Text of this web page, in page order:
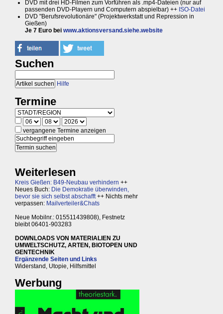
DVD mit drei HD-Filmen zum Vorführen als .mp4-Dateien (nur auf
passenden DVD-Playern und Computern abspielbar) ++ ISO-Datei
DVD "Berufsrevolutionäre" (Projektwerkstatt und Repression in
Gießen)
Je 7 Euro bei www.aktionsversand.siehe.website
Suchen
Hilfe
Termine
vergangene Termine anzeigen
Weiterlesen
Kreis Gießen: B49-Neubau verhindern ++
Neues Buch: Die Demokratie überwinden,
bevor sie sich selbst abschafft++ Nichts mehr
verpassen: Mailverteiler&Chats
Neue Mobilnr.: 015511439808), Festnetz
bleibt 06401-903283
DOWNLOADS VON MATERIALIEN ZU
UMWELTSCHUTZ, ARTEN, BIOTOPEN UND
GENTECHNIK
Ergänzende Seiten und Links
Widerstand, Utopie, Hilfsmittel
Werbung